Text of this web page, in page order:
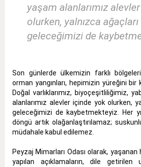
yaşam alanlarımız
olurken, yalnızca
geleceğimizi de
Son günlerde ülkemizin farklı
orman yangınları, hepimizin yüreğini bir
Doğal varlıklarımız, biyoçeşitliliğimiz,
alanlarımız alevler içinde yok olurken,
geleceğimizi de kaybetmekteyiz. Her yıl
döngü artık olağanlaştırılamaz;
müdahale kabul edilemez.
Peyzaj Mimarları Odası olarak, yaşanan
yapılan açıklamaların, dile getirilen